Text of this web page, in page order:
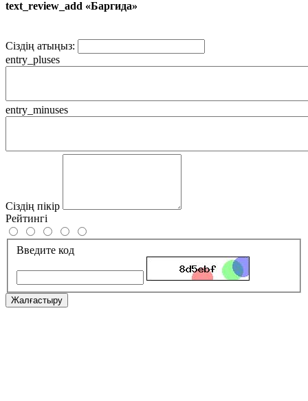
text_review_add «Баргида»
Сіздің атыңыз:
entry_pluses
entry_minuses
Сіздің пікір
Рейтингі
Введите код
Жалғастыру